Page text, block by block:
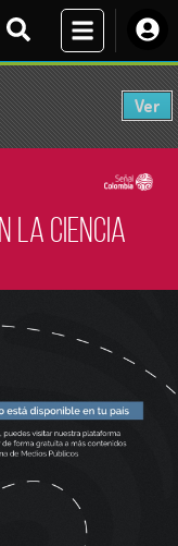
Ver
la ciencia